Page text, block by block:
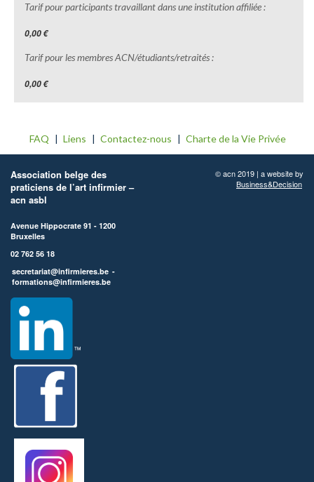
Tarif pour participants travaillant dans une institution affiliée :
0,00 €
Tarif pour les membres ACN/étudiants/retraités :
0,00 €
FAQ Liens Contactez-nous Charte de la Vie Privée
Association belge des
praticiens de l’art infirmier –
acn asbl
Avenue Hippocrate 91 - 1200
Bruxelles
02 762 56 18
secretariat@infirmieres.be -
formations@infirmieres.be
© acn 2019 | a website by
Business&Decision